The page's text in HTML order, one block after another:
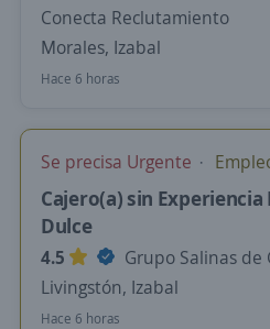
Conecta Reclutamiento
Morales, Izabal
Hace 6 horas
Se precisa Urgente
Cajero(a) sin Experiencia
Dulce
4.5
Grupo Salinas de
Livingstón, Izabal
Hace 6 horas